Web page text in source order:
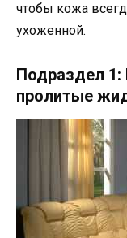
чтобы кожа
ухоженной.
Подраздел 1:
пролитые